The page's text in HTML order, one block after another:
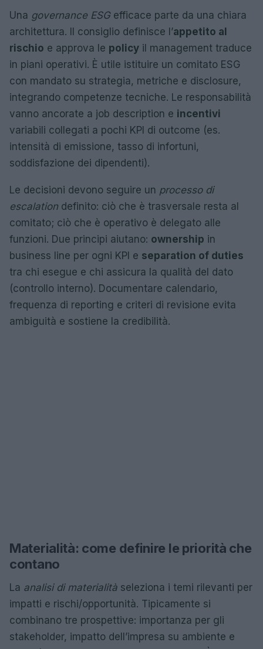
Una governance ESGefficace parte da una chiara
architettura. Il consiglio definisce l’appetito al
rischio e approva le policy il management traduce
in piani operativi. È utile istituire un comitato ESG
con mandato su strategia, metriche e disclosure,
integrando competenze tecniche. Le responsabilità
vanno ancorate a job description e incentivi
variabili collegati a pochi KPI di outcome (es.
intensità di emissione, tasso di infortuni,
soddisfazione dei dipendenti).
Le decisioni devono seguire un processo di
escalation definito: ciò che è trasversale resta al
comitato; ciò che è operativo è delegato alle
funzioni. Due principi aiutano: ownership in
business line per ogni KPI e separation of duties
tra chi esegue e chi assicura la qualità del dato
(controllo interno). Documentare calendario,
frequenza di reporting e criteri di revisione evita
ambiguità e sostiene la credibilità.
Materialità: come definire le priorità che
contano
La analisi di materialità seleziona i temi rilevanti per
impatti e rischi/opportunità. Tipicamente si
combinano tre prospettive: importanza per gli
stakeholder, impatto dell’impresa su ambiente e